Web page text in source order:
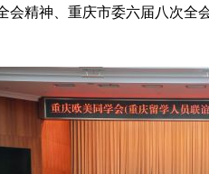
精神、重庆市委六届八次全